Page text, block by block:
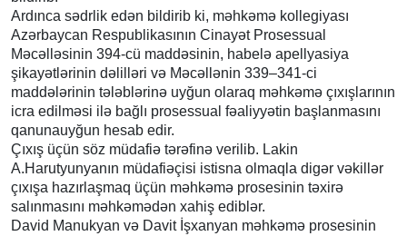
Ardınca sədrlik edən bildirib ki, məhkəmə kollegiyası
Azərbaycan Respublikasının Cinayət Prosessual
Məcəlləsinin 394-cü maddəsinin, habelə apellyasiya
şikayətlərinin dəlilləri və Məcəllənin 339–341-ci
maddələrinin tələblərinə uyğun olaraq məhkəmə çıxışlarının
icra edilməsi ilə bağlı prosessual fəaliyyətin başlanmasını
qanunauyğun hesab edir.
Çıxış üçün söz müdafiə tərəfinə verilib. Lakin
A.Harutyunyanın müdafiəçisi istisna olmaqla digər vəkillər
çıxışa hazırlaşmaq üçün məhkəmə prosesinin təxirə
salınmasını məhkəmədən xahiş ediblər.
David Manukyan və Davit İşxanyan məhkəmə prosesinin